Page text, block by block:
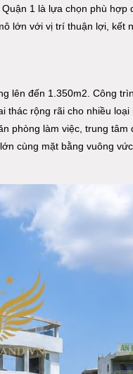
1 là lựa chọn phù hợp
lớn với vị trí thuận lợi, kết
lên đến 1.350m2. Công
thác rộng rãi cho nhiều
phòng làm việc, trung tâm
cùng mặt bằng vuông